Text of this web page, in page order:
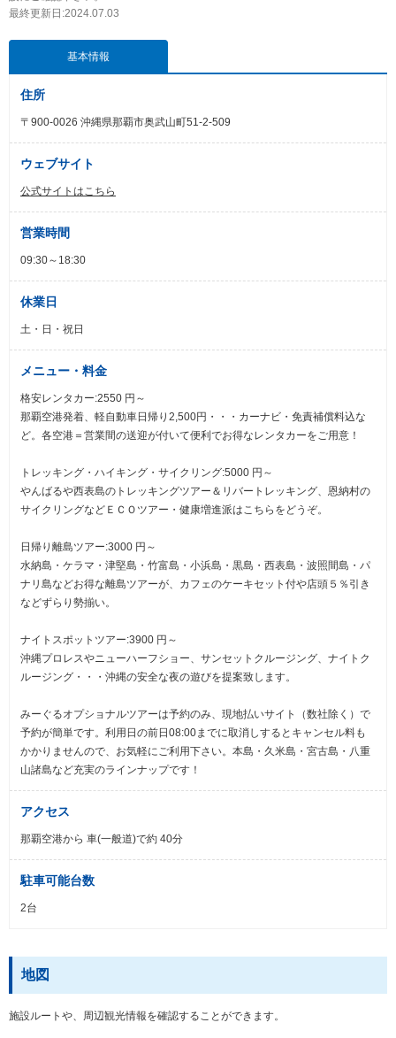
最終更新日:2024.07.03
基本情報
住所
〒900-0026 沖縄県那覇市奥武山町51-2-509
ウェブサイト
公式サイトはこちら
営業時間
09:30～18:30
休業日
土・日・祝日
メニュー・料金
格安レンタカー:2550 円～
那覇空港発着、軽自動車日帰り2,500円・・・カーナビ・免責補償料込な
ど。各空港＝営業間の送迎が付いて便利でお得なレンタカーをご用意！
トレッキング・ハイキング・サイクリング:5000 円～
やんばるや西表島のトレッキングツアー＆リバートレッキング、恩納村の
サイクリングなどＥＣＯツアー・健康増進派はこちらをどうぞ。
日帰り離島ツアー:3000 円～
水納島・ケラマ・津堅島・竹富島・小浜島・黒島・西表島・波照間島・パ
ナリ島などお得な離島ツアーが、カフェのケーキセット付や店頭５％引き
などずらり勢揃い。
ナイトスポットツアー:3900 円～
沖縄プロレスやニューハーフショー、サンセットクルージング、ナイトク
ルージング・・・沖縄の安全な夜の遊びを提案致します。
みーぐるオプショナルツアーは予約のみ、現地払いサイト（数社除く）で
予約が簡単です。利用日の前日08:00までに取消しするとキャンセル料も
かかりませんので、お気軽にご利用下さい。本島・久米島・宮古島・八重
山諸島など充実のラインナップです！
アクセス
那覇空港から 車(一般道)で約 40分
駐車可能台数
2台
地図
施設ルートや、周辺観光情報を確認することができます。